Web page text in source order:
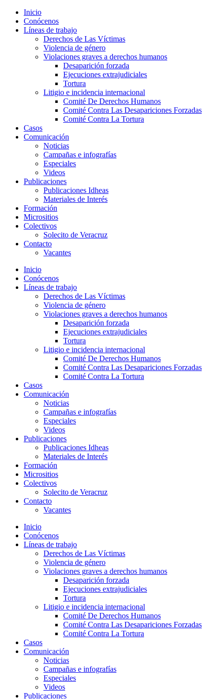
Inicio
Conócenos
Líneas de trabajo
Derechos de Las Víctimas
Violencia de género
Violaciones graves a derechos humanos
Desaparición forzada​
Ejecuciones extrajudiciales
Tortura
Litigio e incidencia internacional
Comité De Derechos Humanos​
Comité Contra Las Desapariciones Forzadas
Comité Contra La Tortura​
Casos
Comunicación
Noticias
Campañas e infografías
Especiales
Videos
Publicaciones
Publicaciones Idheas
Materiales de Interés
Formación
Micrositios
Colectivos
Solecito de Veracruz
Contacto
Vacantes
Inicio
Conócenos
Líneas de trabajo
Derechos de Las Víctimas
Violencia de género
Violaciones graves a derechos humanos
Desaparición forzada​
Ejecuciones extrajudiciales
Tortura
Litigio e incidencia internacional
Comité De Derechos Humanos​
Comité Contra Las Desapariciones Forzadas
Comité Contra La Tortura​
Casos
Comunicación
Noticias
Campañas e infografías
Especiales
Videos
Publicaciones
Publicaciones Idheas
Materiales de Interés
Formación
Micrositios
Colectivos
Solecito de Veracruz
Contacto
Vacantes
Inicio
Conócenos
Líneas de trabajo
Derechos de Las Víctimas
Violencia de género
Violaciones graves a derechos humanos
Desaparición forzada​
Ejecuciones extrajudiciales
Tortura
Litigio e incidencia internacional
Comité De Derechos Humanos​
Comité Contra Las Desapariciones Forzadas
Comité Contra La Tortura​
Casos
Comunicación
Noticias
Campañas e infografías
Especiales
Videos
Publicaciones